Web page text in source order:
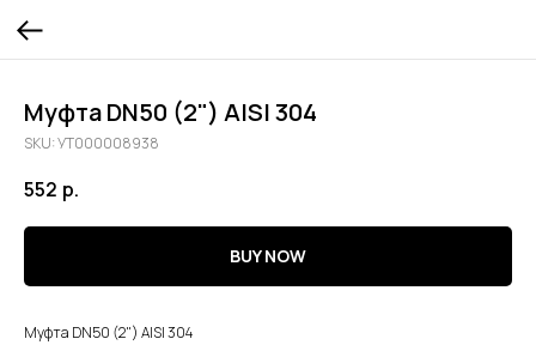
Муфта DN50 (2") AISI 304
SKU:УТ000008938
552 р.
BUY NOW
Муфта DN50 (2") AISI 304